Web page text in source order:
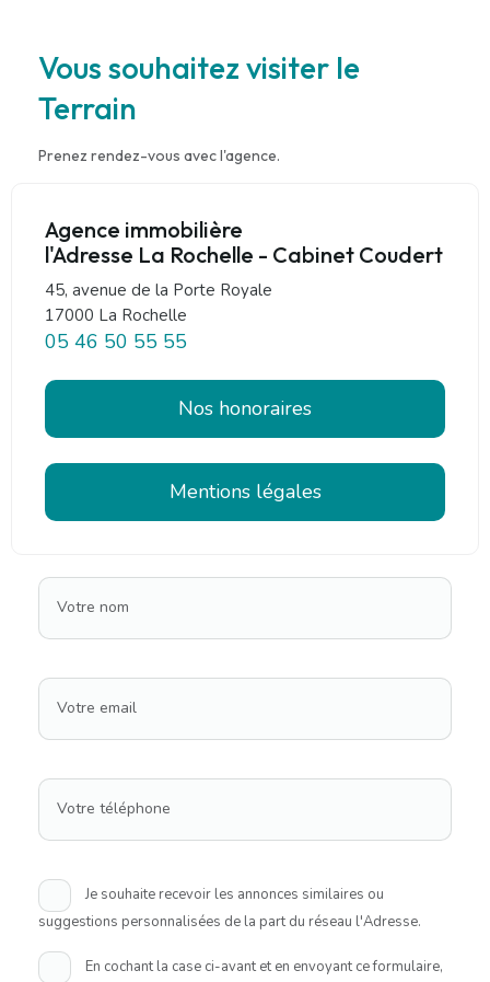
Vous souhaitez visiter le
Terrain
Prenez rendez-vous avec l'agence.
Agence immobilière
l'Adresse La Rochelle - Cabinet Coudert
45, avenue de la Porte Royale
17000 La Rochelle
05 46 50 55 55
Nos honoraires
Mentions légales
Votre nom
Votre email
Votre téléphone
Je souhaite recevoir les annonces similaires ou
suggestions personnalisées de la part du réseau l'Adresse.
En cochant la case ci-avant et en envoyant ce formulaire,